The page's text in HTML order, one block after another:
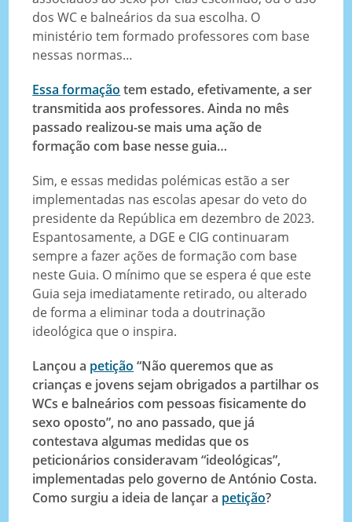
dos WC e balneários da sua escolha. O
ministério tem formado professores com base
nessas normas…
Essa formação tem estado, efetivamente, a ser
transmitida aos professores. Ainda no mês
passado realizou-se mais uma ação de
formação com base nesse guia…
Sim, e essas medidas polémicas estão a ser
implementadas nas escolas apesar do veto do
presidente da República em dezembro de 2023.
Espantosamente, a DGE e CIG continuaram
sempre a fazer ações de formação com base
neste Guia. O mínimo que se espera é que este
Guia seja imediatamente retirado, ou alterado
de forma a eliminar toda a doutrinação
ideológica que o inspira.
Lançou a petição “Não queremos que as
crianças e jovens sejam obrigados a partilhar os
WCs e balneários com pessoas fisicamente do
sexo oposto”, no ano passado, que já
contestava algumas medidas que os
peticionários consideravam “ideológicas”,
implementadas pelo governo de António Costa.
Como surgiu a ideia de lançar a petição?